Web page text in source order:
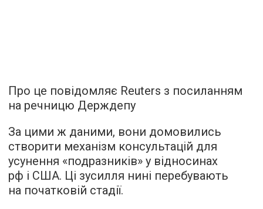
Про це повідомляє Reuters з посиланням
на речницю Держдепу
За цими ж даними, вони домовились
створити механізм консультацій для
усунення «подразників» у відносинах
рф і США. Ці зусилля нині перебувають
на початковій стадії.